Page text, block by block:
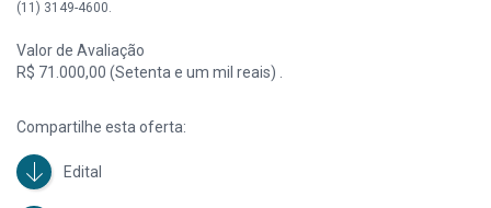
(11) 3149-4600.
Valor de Avaliação
R$ 71.000,00 (Setenta e um mil reais) .
Compartilhe esta oferta:
Edital